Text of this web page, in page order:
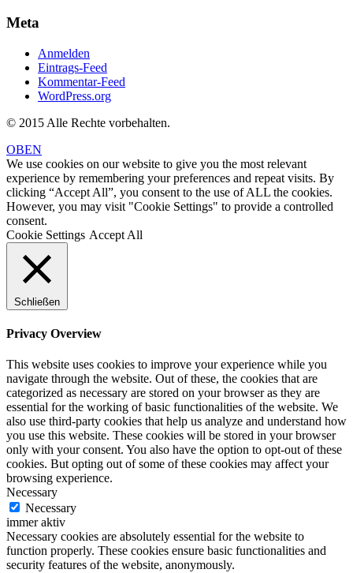
Meta
Anmelden
Eintrags-Feed
Kommentar-Feed
WordPress.org
© 2015 Alle Rechte vorbehalten.
OBEN
We use cookies on our website to give you the most relevant
experience by remembering your preferences and repeat visits. By
clicking “Accept All”, you consent to the use of ALL the cookies.
However, you may visit "Cookie Settings" to provide a controlled
consent.
Cookie Settings Accept All
Schließen
Privacy Overview
This website uses cookies to improve your experience while you
navigate through the website. Out of these, the cookies that are
categorized as necessary are stored on your browser as they are
essential for the working of basic functionalities of the website. We
also use third-party cookies that help us analyze and understand how
you use this website. These cookies will be stored in your browser
only with your consent. You also have the option to opt-out of these
cookies. But opting out of some of these cookies may affect your
browsing experience.
Necessary
Necessary
immer aktiv
Necessary cookies are absolutely essential for the website to
function properly. These cookies ensure basic functionalities and
security features of the website, anonymously.